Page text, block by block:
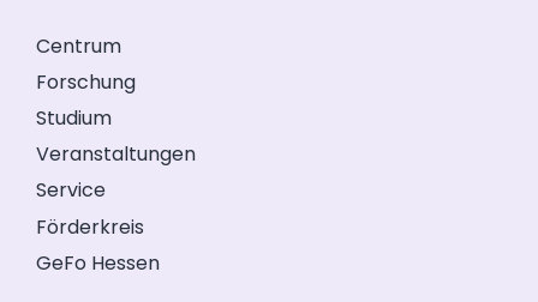
Centrum
Forschung
Studium
Veranstaltungen
Service
Förderkreis
GeFo Hessen